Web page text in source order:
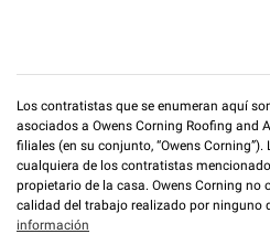
Los contratistas que se enumeran aquí
asociados a Owens Corning Roofing and
filiales (en su conjunto, “Owens
cualquiera de los contratistas
propietario de la casa. Owens Corning no
calidad del trabajo realizado por ninguno
información